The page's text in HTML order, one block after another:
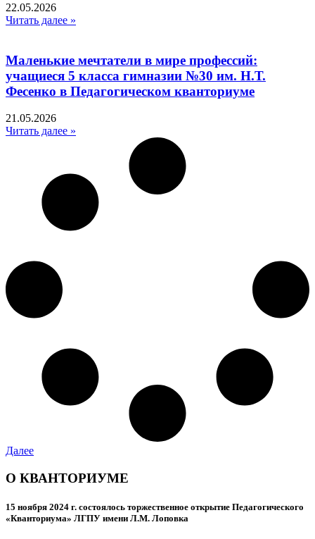
22.05.2026
Читать далее »
Маленькие мечтатели в мире профессий:
учащиеся 5 класса гимназии №30 им. Н.Т.
Фесенко в Педагогическом кванториуме
21.05.2026
Читать далее »
Далее
О КВАНТОРИУМЕ
15 ноября 2024 г. состоялось торжественное открытие Педагогического
«Кванториума» ЛГПУ имени Л.М. Лоповка